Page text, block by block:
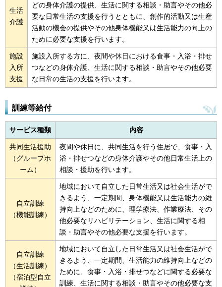
生活
介護
どの身体介護の提供、生活に関する相談・助言やその他必
要な日常生活の支援を行うとともに、創作的活動又は生産
活動の機会の提供やその他身体機能又は生活能力の向上の
ために必要な支援を行います。
施設
入所
支援
施設入所する方に、夜間や休日における食事・入浴・排せ
つなどの身体介護、生活に関する相談・助言やその他必要
な日常の生活の支援を行います。
訓練等給付
サービス種類 内容
共同生活援助
（グループホ
ーム）
夜間や休日に、共同生活を行う住居で、食事・入
浴・排せつなどの身体介護やその他日常生活上の
相談・援助を行います。
自立訓練
（機能訓練）
地域において自立した日常生活又は社会生活がで
きるよう、一定期間、身体機能又は生活能力の維
持向上などのために、理学療法、作業療法、その
他必要なリハビリテーション、生活に関する相
談・助言やその他必要な支援を行います。
自立訓練
（生活訓練）
（宿泊型自立
地域において自立した日常生活又は社会生活がで
きるよう、一定期間、生活能力の維持向上などの
ために、食事・入浴・排せつなどに関する必要な
訓練、生活に関する相談・助言やその他必要な支